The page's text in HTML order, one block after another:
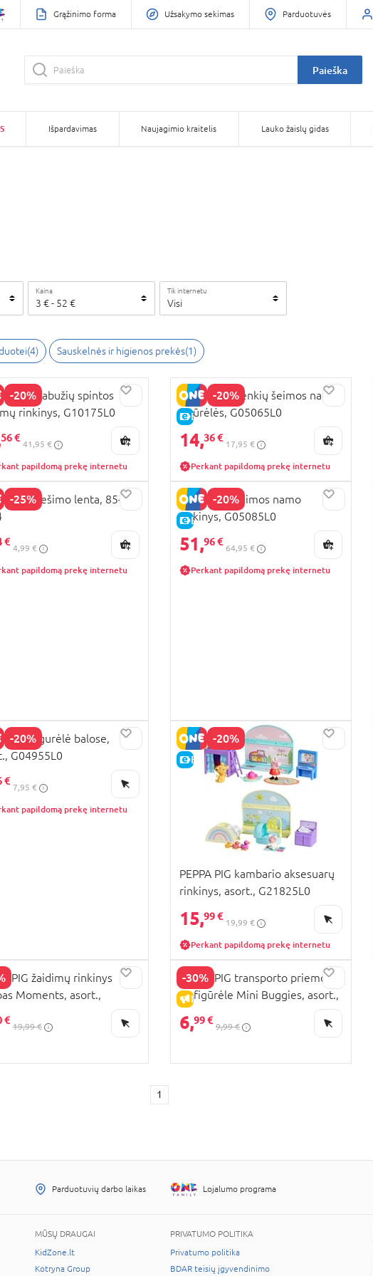
Grąžinimo forma Užsakymo sekimas Parduotuvės
Paieška
Išpardavimas Naujagimio kraitelis Lauko žaislų gidas
Kaina
3 €- 52 €
Tik internetu
Visi
(4) Sauskelnės ir higienos prekės(1)
-20%
PIG drabužių spintos
rinkinys, G10175L0
56 €
41,95 €
papildomą prekę internetu
-20%
E-KAINA
PEPPA PIG penkių šeimos narių
figūrėlės, G05065L0
14,36 €
17,95 €
Perkant papildomą prekę internetu
-25%
PIG piešimo lenta, 85-
€
4,99 €
papildomą prekę internetu
-20%
E-KAINA
PEPPA PIG šeimos namo
rinkinys, G05085L0
51,96 €
64,95 €
Perkant papildomą prekę internetu
-20%
PIG figurėlė balose,
G04955L0
€
7,95 €
papildomą prekę internetu
-20%
E-KAINA
PEPPA PIG kambario aksesuarų
rinkinys, asort., G21825L0
15,99 €
19,99 €
Perkant papildomą prekę internetu
PIG žaidimų rinkinys
Moments, asort.,
€
19,99 €
-30%
IŠPARDAVIMAS
PEPPA PIG transporto priemonė
su figūrėle Mini Buggies, asort.,
F25145L0
6,99 €
9,99 €
1
Parduotuvių darbo laikas Lojalumo programa
MŪSŲ DRAUGAI
KidZone.lt
Kotryna Group
PRIVATUMO POLITIKA
Privatumo politika
BDAR teisių įgyvendinimo